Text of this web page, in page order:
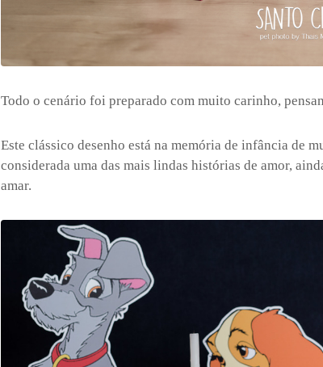
Todo o cenário foi preparado com muito carinho,
Este clássico desenho está na memória de infância de
considerada uma das mais lindas histórias de amor,
amar.